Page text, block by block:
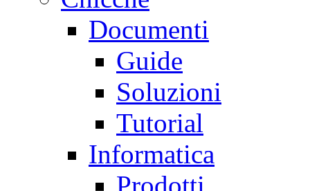
Documenti
Guide
Soluzioni
Tutorial
Informatica